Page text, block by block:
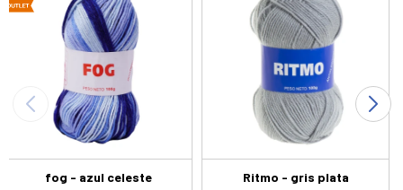
fog - azul celeste Ritmo - gris plata